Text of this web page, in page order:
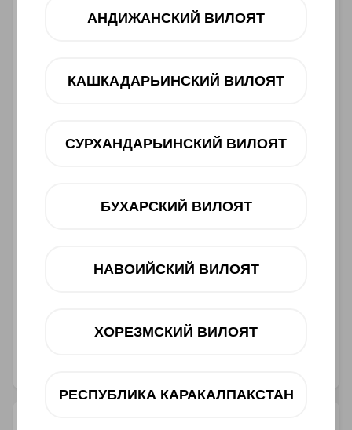
2 660 000 UZS
12 oy dan 308 000 UZS
Telegram orqali bog‘lanish
АНДИЖАНСКИЙ ВИЛОЯТ
КАШКАДАРЬИНСКИЙ ВИЛОЯТ
СУРХАНДАРЬИНСКИЙ ВИЛОЯТ
БУХАРСКИЙ ВИЛОЯТ
НАВОИЙСКИЙ ВИЛОЯТ
ХОРЕЗМСКИЙ ВИЛОЯТ
РЕСПУБЛИКА КАРАКАЛПАКСТАН